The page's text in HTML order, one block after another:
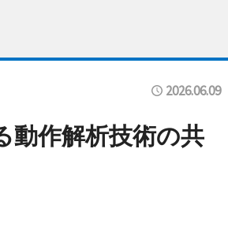
2026.06.09
動作解析技術の共